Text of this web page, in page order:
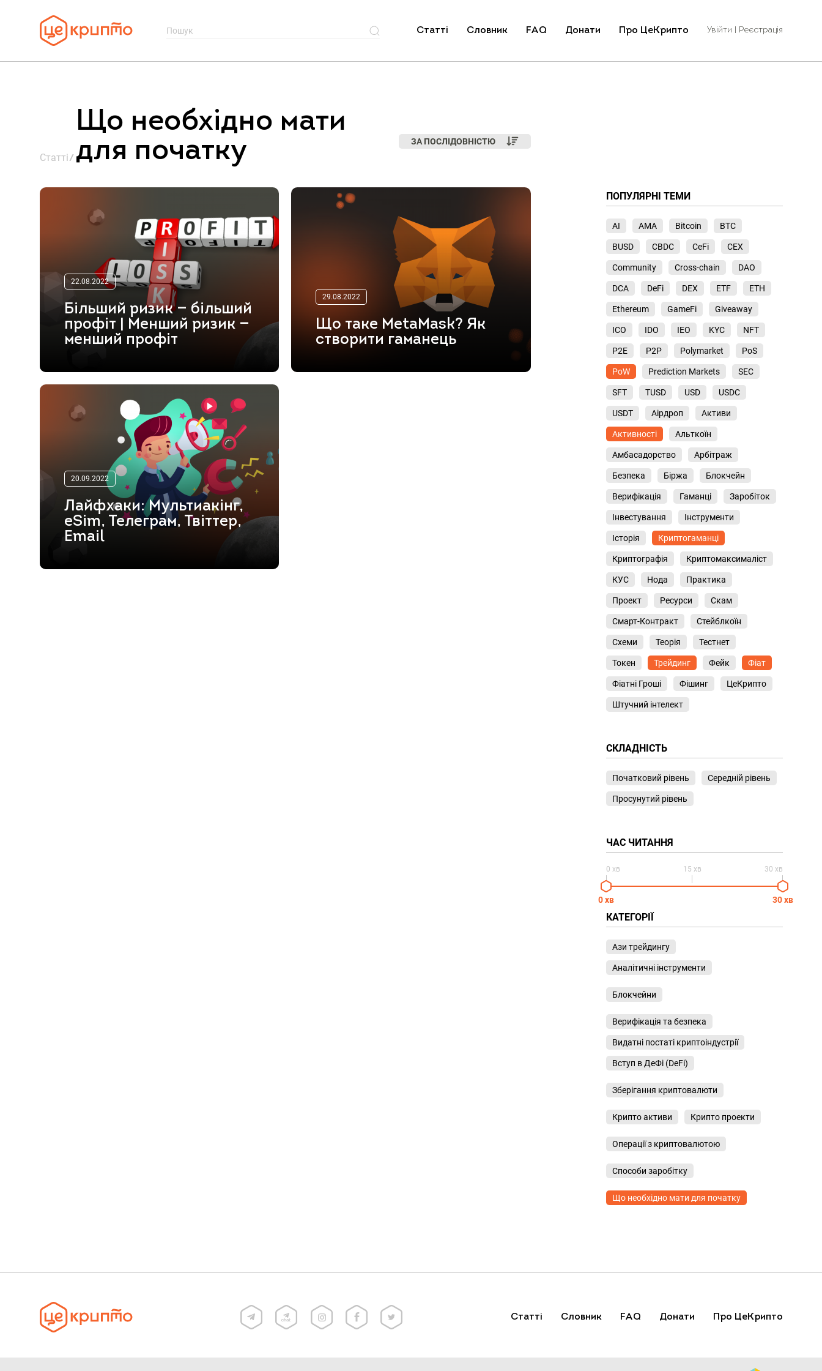
Статті Словник FAQ Донати Про ЦеКрипто Увійти | Реєстрація
Статті
Що необхідно мати
для початку
ЗА ПОСЛІДОВНІСТЮ
22.08.2022
Більший ризик — більший
профіт | Менший ризик —
менший профіт
29.08.2022
Що таке MetaMask? Як
створити гаманець
20.09.2022
Лайфхаки: Мультиакінг,
eSim, Телеграм, Твіттер,
Email
ПОПУЛЯРНІ ТЕМИ
AI AMA Bitcoin BTC
BUSD CBDC CeFi CEX
Community Cross-chain DAO
DCA DeFi DEX ETF ETH
Ethereum GameFi Giveaway
ICO IDO IEO KYC NFT
P2E P2P Polymarket PoS
PoW Prediction Markets SEC
SFT TUSD USD USDC
USDT Аірдроп Активи
Активності Альткоїн
Амбасадорство Арбітраж
Безпека Біржа Блокчейн
Верифікація Гаманці Заробіток
Інвестування Інструменти
Історія Криптогаманці
Криптографія Криптомаксималіст
КУС Нода Практика
Проект Ресурси Скам
Смарт-Контракт Стейблкоїн
Схеми Теорія Тестнет
Токен Трейдинг Фейк Фіат
Фіатні Гроші Фішинг ЦеКрипто
Штучний інтелект
СКЛАДНІСТЬ
Початковий рівень Середній рівень
Просунутий рівень
ЧАС ЧИТАННЯ
0 хв 15 хв 30 хв
0 хв 30 хв
КАТЕГОРІЇ
Ази трейдингу
Аналітичні інструменти
Блокчейни
Верифікація та безпека
Видатні постаті криптоіндустрії
Вступ в ДеФі (DeFi)
Зберігання криптовалюти
Крипто активи Крипто проекти
Операції з криптовалютою
Способи заробітку
Що необхідно мати для початку
Статті Словник FAQ Донати Про ЦеКрипто